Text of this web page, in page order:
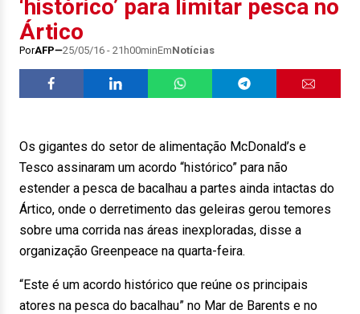
‘histórico’ para limitar pesca no
Ártico
PorAFP 25/05/16 - 21h00minEmNotícias
Os gigantes do setor de alimentação McDonald’s e
Tesco assinaram um acordo “histórico” para não
estender a pesca de bacalhau a partes ainda intactas do
Ártico, onde o derretimento das geleiras gerou temores
sobre uma corrida nas áreas inexploradas, disse a
organização Greenpeace na quarta-feira.
“Este é um acordo histórico que reúne os principais
atores na pesca do bacalhau” no Mar de Barents e no